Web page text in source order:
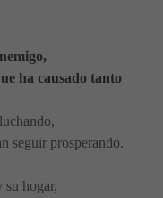
ha causado tanto
seguir prosperando.
su hogar,